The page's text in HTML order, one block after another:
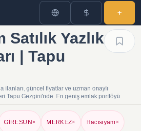
Satılık Yazlık
| Tapu
ilanları, güncel fiyatlar ve uzman onaylı
Tapu Gezgini'nde. En geniş emlak portföyü.
GİRESUN × MERKEZ× Hacısiyam×